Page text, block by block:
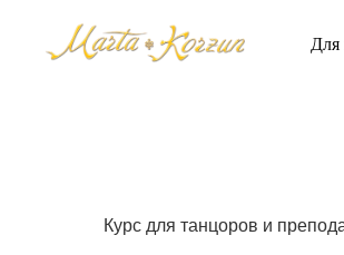
Для
Курс для танцоров и